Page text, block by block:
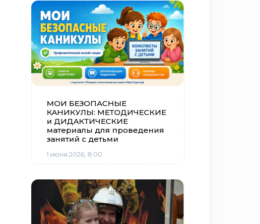
МОИ БЕЗОПАСНЫЕ
КАНИКУЛЫ: МЕТОДИЧЕСКИЕ
и ДИДАКТИЧЕСКИЕ
материалы для проведения
занятий с детьми
1 июня 2026, 8:00